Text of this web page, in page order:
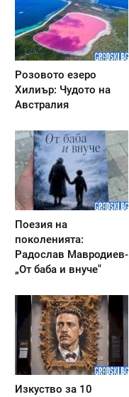
Розовото езеро
Хилиър: Чудото на
Австралия
Поезия на
поколенията:
Радослав Мавродиев-
„От баба и внуче"
Изкуство за 10